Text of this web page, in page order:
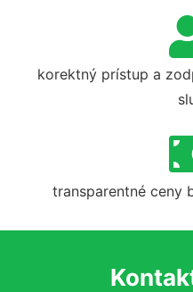
korektný prístup a
transparentné ceny